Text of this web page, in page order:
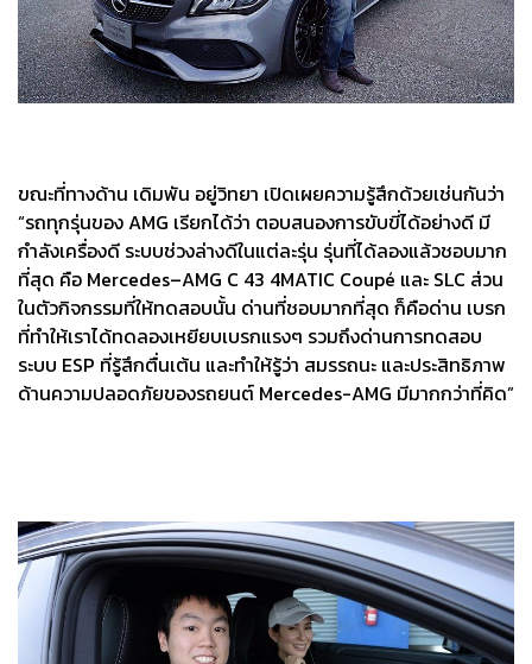
ขณะที่ทางด้าน เดิมพัน อยู่วิทยา เปิดเผยความรู้สึกด้วยเช่นกันว่า
“รถทุกรุ่นของ AMG เรียกได้ว่า ตอบสนองการขับขี่ได้อย่างดี มี
กำลังเครื่องดี ระบบช่วงล่างดีในแต่ละรุ่น รุ่นที่ได้ลองแล้วชอบมาก
ที่สุด คือ Mercedes–AMG C 43 4MATIC Coupé และ SLC ส่วน
ในตัวกิจกรรมที่ให้ทดสอบนั้น ด่านที่ชอบมากที่สุด ก็คือด่าน เบรก
ที่ทำให้เราได้ทดลองเหยียบเบรกแรงๆ รวมถึงด่านการทดสอบ
ระบบ ESP ที่รู้สึกตื่นเต้น และทำให้รู้ว่า สมรรถนะ และประสิทธิภาพ
ด้านความปลอดภัยของรถยนต์ Mercedes-AMG มีมากกว่าที่คิด”